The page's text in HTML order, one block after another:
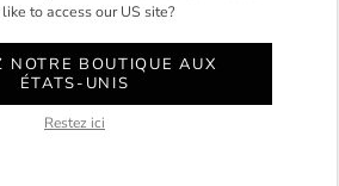
to access our US site?
NOTRE BOUTIQUE AUX
ÉTATS-UNIS
Restez ici